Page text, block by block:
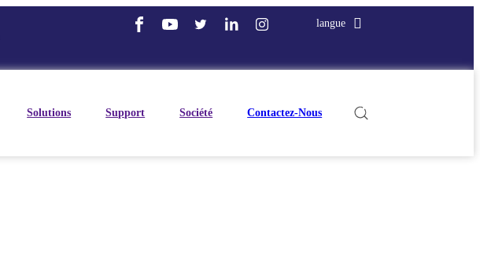
langue
Solutions Support Société Contactez-Nous